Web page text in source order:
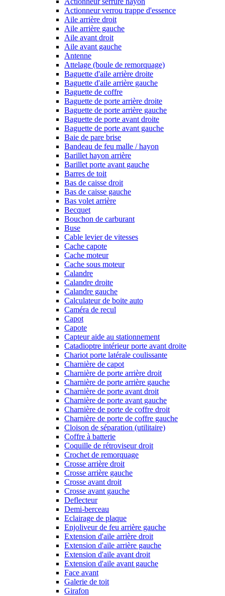
Actionneur verrou trappe d'essence
Aile arrière droit
Aile arrière gauche
Aile avant droit
Aile avant gauche
Antenne
Attelage (boule de remorquage)
Baguette d'aile arrière droite
Baguette d'aile arrière gauche
Baguette de coffre
Baguette de porte arrière droite
Baguette de porte arrière gauche
Baguette de porte avant droite
Baguette de porte avant gauche
Baie de pare brise
Bandeau de feu malle / hayon
Barillet hayon arrière
Barillet porte avant gauche
Barres de toit
Bas de caisse droit
Bas de caisse gauche
Bas volet arrière
Becquet
Bouchon de carburant
Buse
Cable levier de vitesses
Cache capote
Cache moteur
Cache sous moteur
Calandre
Calandre droite
Calandre gauche
Calculateur de boite auto
Caméra de recul
Capot
Capote
Capteur aide au stationnement
Catadioptre intérieur porte avant droite
Chariot porte latérale coulissante
Charnière de capot
Charnière de porte arrière droit
Charnière de porte arrière gauche
Charnière de porte avant droit
Charnière de porte avant gauche
Charnière de porte de coffre droit
Charnière de porte de coffre gauche
Cloison de séparation (utilitaire)
Coffre à batterie
Coquille de rétroviseur droit
Crochet de remorquage
Crosse arrière droit
Crosse arrière gauche
Crosse avant droit
Crosse avant gauche
Deflecteur
Demi-berceau
Eclairage de plaque
Enjoliveur de feu arrière gauche
Extension d'aile arrière droit
Extension d'aile arrière gauche
Extension d'aile avant droit
Extension d'aile avant gauche
Face avant
Galerie de toit
Girafon